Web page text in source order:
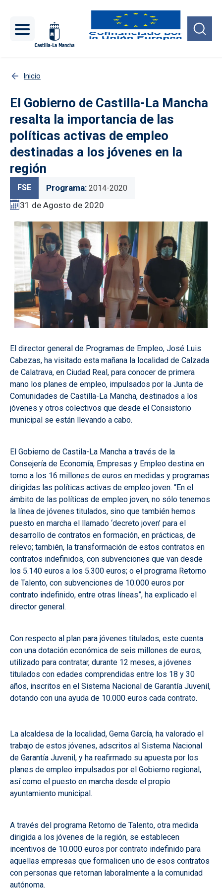
Inicio
El Gobierno de Castilla-La Mancha
resalta la importancia de las
políticas activas de empleo
destinadas a los jóvenes en la
región
FSE Programa 2014-2020
31 de Agosto de 2020
El director general de Programas de Empleo, José Luis
Cabezas, ha visitado esta mañana la localidad de Calzada
de Calatrava, en Ciudad Real, para conocer de primera
mano los planes de empleo, impulsados por la Junta de
Comunidades de Castilla-La Mancha, destinados a los
jóvenes y otros colectivos que desde el Consistorio
municipal se están llevando a cabo.
El Gobierno de Castila-La Mancha a través de la
Consejería de Economía, Empresas y Empleo destina en
torno a los 16 millones de euros en medidas y programas
dirigidas las políticas activas de empleo joven. “En el
ámbito de las políticas de empleo joven, no sólo tenemos
la línea de jóvenes titulados, sino que también hemos
puesto en marcha el llamado ‘decreto joven’ para el
desarrollo de contratos en formación, en prácticas, de
relevo; también, la transformación de estos contratos en
contratos indefinidos, con subvenciones que van desde
los 5.140 euros a los 5.300 euros; o el programa Retorno
de Talento, con subvenciones de 10.000 euros por
contrato indefinido, entre otras líneas”, ha explicado el
director general.
Con respecto al plan para jóvenes titulados, este cuenta
con una dotación económica de seis millones de euros,
utilizado para contratar, durante 12 meses, a jóvenes
titulados con edades comprendidas entre los 18 y 30
años, inscritos en el Sistema Nacional de Garantía Juvenil,
dotando con una ayuda de 10.000 euros cada contrato.
La alcaldesa de la localidad, Gema García, ha valorado el
trabajo de estos jóvenes, adscritos al Sistema Nacional
de Garantía Juvenil, y ha reafirmado su apuesta por los
planes de empleo impulsados por el Gobierno regional,
así como el puesto en marcha desde el propio
ayuntamiento municipal.
A través del programa Retorno de Talento, otra medida
dirigida a los jóvenes de la región, se establecen
incentivos de 10.000 euros por contrato indefinido para
aquellas empresas que formalicen uno de esos contratos
con personas que retornan laboralmente a la comunidad
autónoma.